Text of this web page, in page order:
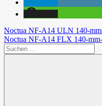
Beitragsnavigation
Vorheriger
Beitrag:
Noctua NF-A14 ULN 140-
Nächster
Beitrag:
Noctua NF-A14 FLX 140-
Suchen
nach: